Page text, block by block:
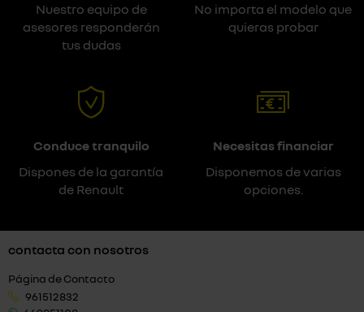
Nuestro equipo de
asesores responderán
tus dudas
No importa el modelo que
quieras probar
Conduce tranquilo
Dispones de la garantía
de Renault
Necesitas financiar
Disponemos de varias
opciones.
contacta con nosotros
Página de Contacto
961512832